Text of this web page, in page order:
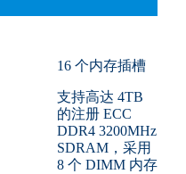
16 个内存插槽
支持高达 4TB
的注册 ECC
DDR4 3200MHz
SDRAM，采用
8 个 DIMM 内存